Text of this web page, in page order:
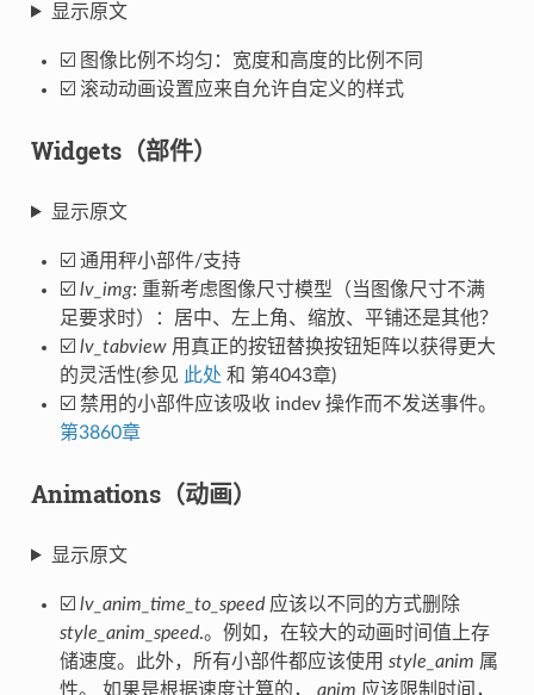
显示原文
☑️ 图像比例不均匀：宽度和高度的比例不同
☑️ 滚动动画设置应来自允许自定义的样式
Widgets（部件）
显示原文
☑️ 通用秤小部件/支持
☑️ lv_img: 重新考虑图像尺寸模型（当图像尺寸不满
足要求时）：居中、左上角、缩放、平铺还是其他？
☑️ lv_tabview用真正的按钮替换按钮矩阵以获得更大
的灵活性(参见 此处 和 第4043章)
☑️ 禁用的小部件应该吸收 indev 操作而不发送事件。
第3860章
Animations（动画）
显示原文
☑️ lv_anim_time_to_speed应该以不同的方式删除
style_anim_speed.。例如，在较大的动画时间值上存
储速度。此外，所有小部件都应该使用 style_anim 属
性。 如果是根据速度计算的， anim 应该限制时间，